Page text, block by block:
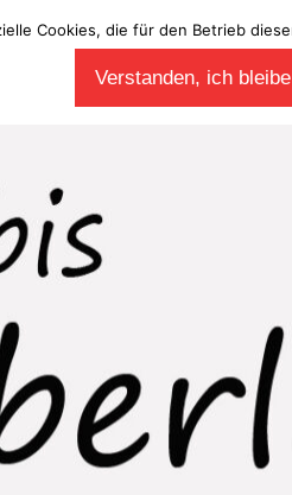
Cookies, die für den Betrieb
Verstanden, ich